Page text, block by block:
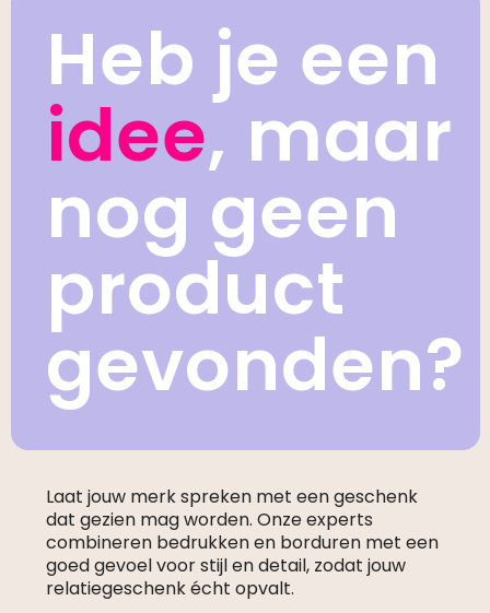
Heb je een
idee, maar
nog geen
product
gevonden?
Laat jouw merk spreken met een geschenk
dat gezien mag worden. Onze experts
combineren bedrukken en borduren met een
goed gevoel voor stijl en detail, zodat jouw
relatiegeschenk écht opvalt.